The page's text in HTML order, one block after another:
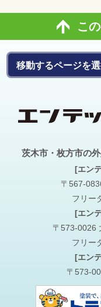
こ
茨木市・枚方市の
[エン
〒567-
フリー
[エン
〒573-0026
フリー
[エン
〒573-